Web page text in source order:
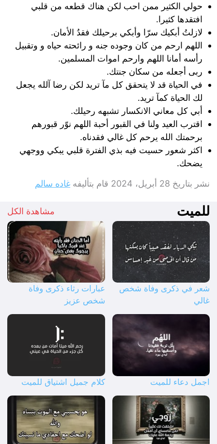
حولي الكثير ممن احب لكن هناك قطعه من قلبي
افتقدها كثيرا.
لازلتُ أبكيك سرّا وأبكي برحيلك فقدُ الأمان.
اللهم ارحم من كان وجوده جنه و رائحته حياه و وتقبيل
رأسه أمانا اللهم وارحم اموات المسلمين.
ربى أجعله من سكان جنتك.
في الحياة قد لا يتحقق كل مآ تريد لكن رضا آلله يجعل
لك الحياة كمآ تريد.
أبي كل معاني الانكسار تشبهه رحيلك.
اقترب العيد ولنا في القبور أحبة اللهم نوّر قبورهم
برحمتك الله يرحم كل غالي فقدناه.
اكثر شعور حسيت فيه بذي الفترة قلبي يبكي ووجهي
يضحك.
نشر بتاريخ 28 أبريل، 2024 قام بتأليفه غاده سالم
للميت مشاهدة الكل
شعر في ذكرى وفاة شخص
غالي
عبارات رثاء ذكرى وفاة
شخص عزيز
اجمل دعاء للميت كلام جميل اشتياق للميت